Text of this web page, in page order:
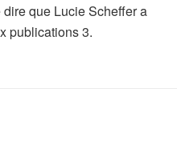
dire que Lucie Scheffera
publications 3.